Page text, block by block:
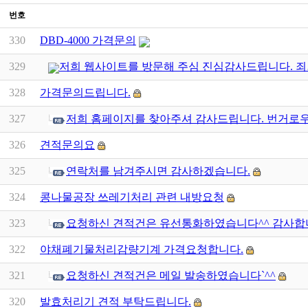
번호
330 DBD-4000 가격문의
329 저희 웹사이트를 방문해 주심 진심감사드립니다.
328 가격문의드립니다.
327 저희 홈페이지를 찾아주셔 감사드립니다. 번거로
326 견적문의요
325 연락처를 남겨주시면 감사하겠습니다.
324 콩나물공장 쓰레기처리 관련 내방요청
323 요청하신 견적건은 유선통화하였습니다^^ 감사
322 야채폐기물처리감량기계 가격요청합니다.
321 요청하신 견적건은 메일 발송하였습니다`^^
320 발효처리기 견적 부탁드립니다.